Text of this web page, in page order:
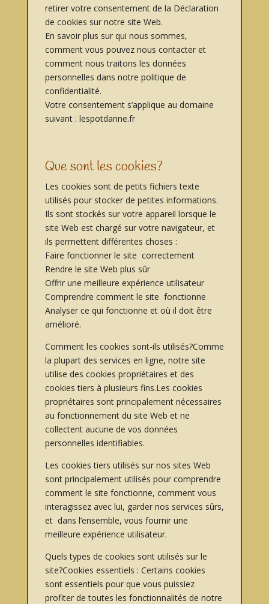
retirer votre consentement de la Déclaration
de cookies sur notre site Web.
En savoir plus sur qui nous sommes,
comment vous pouvez nous contacter et
comment nous traitons les données
personnelles dans notre politique de
confidentialité.
Votre consentement s’applique au domaine
suivant : lespotdanne.fr
Que sont les cookies?
Les cookies sont de petits fichiers texte
utilisés pour stocker de petites informations.
Ils sont stockés sur votre appareil lorsque le
site Web est chargé sur votre navigateur, et
ils permettent différentes choses :
Faire fonctionner le site correctement
Rendre le site Web plus sûr
Offrir une meilleure expérience utilisateur
Comprendre comment le site fonctionne
Analyser ce qui fonctionne et où il doit être
amélioré.
Comment les cookies sont-ils utilisés?Comme
la plupart des services en ligne, notre site
utilise des cookies propriétaires et des
cookies tiers à plusieurs fins.Les cookies
propriétaires sont principalement nécessaires
au fonctionnement du site Web et ne
collectent aucune de vos données
personnelles identifiables.
Les cookies tiers utilisés sur nos sites Web
sont principalement utilisés pour comprendre
comment le site fonctionne, comment vous
interagissez avec lui, garder nos services sûrs,
et dans l’ensemble, vous fournir une
meilleure expérience utilisateur.
Quels types de cookies sont utilisés sur le
site?Cookies essentiels : Certains cookies
sont essentiels pour que vous puissiez
profiter de toutes les fonctionnalités de notre